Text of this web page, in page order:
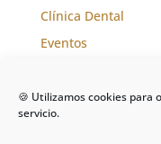
🍪 Utilizamos cookies
servicio.
Clínica Dental
Eventos
Noticias